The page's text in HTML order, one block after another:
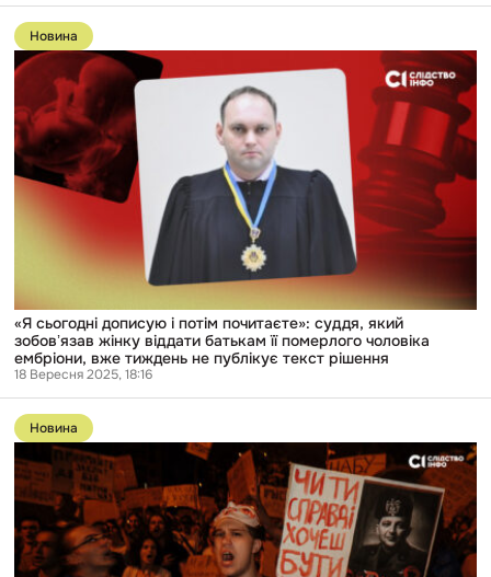
Перейти
до
публікації
«Я
сьогодні
дописую
потім
почитаєте»:
суддя,
який
зобовʼязав
жінку
віддати
батькам
померлого
чоловіка
ембріони,
вже
тиждень
не
публікує
текст
рішення
Новина
«Я сьогодні дописую і потім почитаєте»: суддя, який
зобовʼязав жінку віддати батькам її померлого чоловіка
ембріони, вже тиждень не публікує текст рішення
18 Вересня 2025, 18:16
Перейти
до
публікації
«Зберегти
обличчя»:
Чим
відрізняється
новий
законопроєкт
Зеленського
Новина